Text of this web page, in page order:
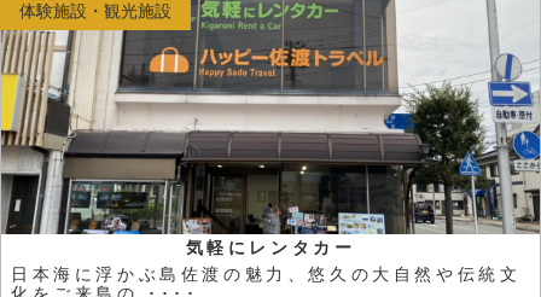
気軽にレンタカー
日本海に浮かぶ島佐渡の魅力、悠久の大自然や伝統文
体験施設・観光施設